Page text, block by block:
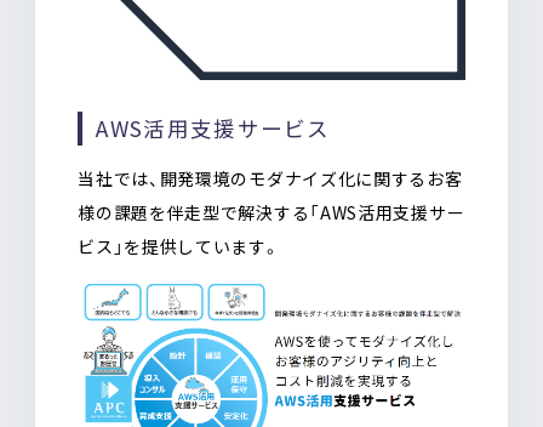
AWS活用支援サービス
当社では、開発環境のモダナイズ化に関するお客
様の課題を伴走型で解決する「AWS活用支援サー
ビス」を提供しています。